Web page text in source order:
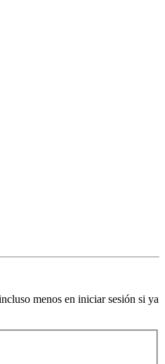
menos en iniciar sesión si ya